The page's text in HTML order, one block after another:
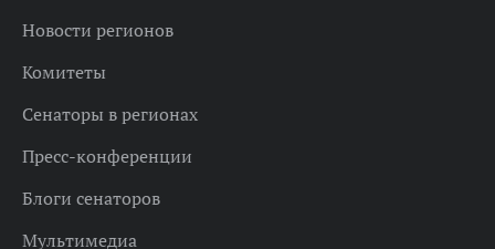
Новости регионов
Комитеты
Сенаторы в регионах
Пресс-конференции
Блоги сенаторов
Мультимедиа